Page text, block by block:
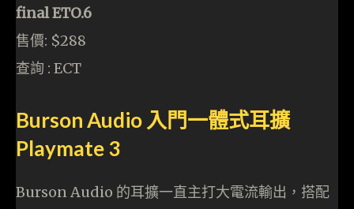
final ETO.6
售價: $288
查詢 : ECT
Burson Audio 入門一體式耳擴
Playmate 3
Burson Audio 的耳擴一直主打大電流輸出，搭配